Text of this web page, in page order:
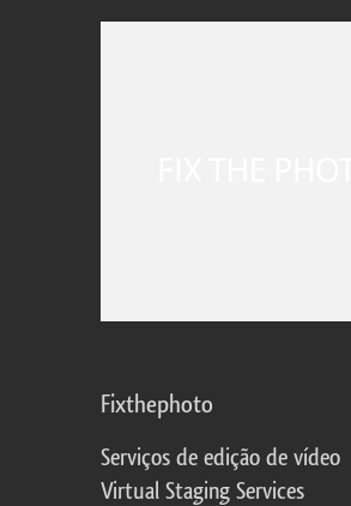
Fixthephoto
Serviços de edição de vídeo
Virtual Staging Services